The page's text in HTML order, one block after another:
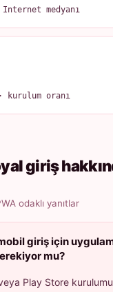
Internet medyanı
oranı
giriş
odaklı yanıtlar
giriş için
mu?
Play Store